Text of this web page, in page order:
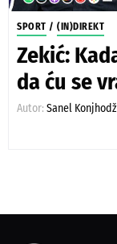
SPORT / (IN)DIREKT
Zekić:
da ću se
Autor: Sanel